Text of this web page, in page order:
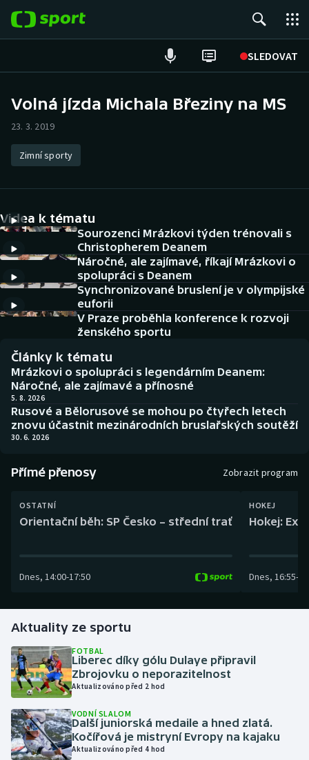
SLEDOVAT
Hokej
Tenis
Atletika
Cyklistika
DALŠÍ SPORTY
Americký fotbal
Baseball a softbal
Basketbal
Biatlon
Boby a skeleton
Dostihy
Futsal
Gymnastika
Házená
Jezdectví
Judo
NEPŘEHLÉDNĚTE
Soutěže
Historické návraty
Aplikace ČT sport
AZ kvíz
Volná jízda Michala Březiny na MS
23. 3. 2019
Zimní sporty
Videa k tématu
Sourozenci Mrázkovi týden trénovali s
Christopherem Deanem
Náročné, ale zajímavé, říkají Mrázkovi o
spolupráci s Deanem
Synchronizované bruslení je v olympijské
euforii
V Praze proběhla konference k rozvoji
ženského sportu
Články k tématu
Mrázkovi o spolupráci s legendárním Deanem:
Náročné, ale zajímavé a přínosné
5. 8. 2026
Rusové a Bělorusové se mohou po čtyřech letech
znovu účastnit mezinárodních bruslařských soutěží
30. 6. 2026
Přímé přenosy Zobrazit program
OSTATNÍ
Orientační běh: SP Česko – střední trať
Dnes, 14:00-17:50
HOKEJ
Hokej:
Dnes, 16:55-
Aktuality ze sportu
FOTBAL
Liberec díky gólu Dulaye připravil
Zbrojovku o neporazitelnost
Aktualizováno před 2 hod
VODNÍ SLALOM
Další juniorská medaile a hned zlatá.
Kočířová je mistryní Evropy na kajaku
Aktualizováno před 4 hod